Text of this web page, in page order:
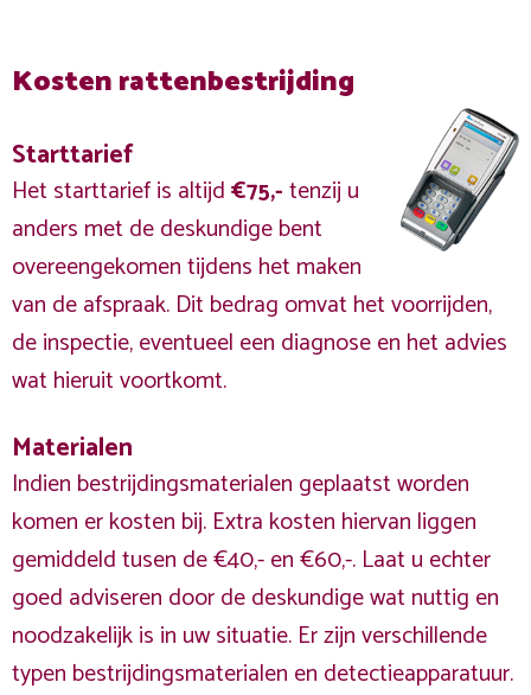
Kosten rattenbestrijding
Starttarief
Het starttarief is altijd€75,-tenzij u
anders met de deskundige bent
overeengekomen tijdens het maken
van de afspraak. Dit bedrag omvat het voorrijden,
de inspectie, eventueel een diagnose en het advies
wat hieruit voortkomt.
Materialen
Indien bestrijdingsmaterialen geplaatst worden
komen er kosten bij. Extra kosten hiervan liggen
gemiddeld tusen de €40,- en €60,-. Laat u echter
goed adviseren door de deskundige wat nuttig en
noodzakelijk is in uw situatie. Er zijn verschillende
typen bestrijdingsmaterialen en detectieapparatuur.